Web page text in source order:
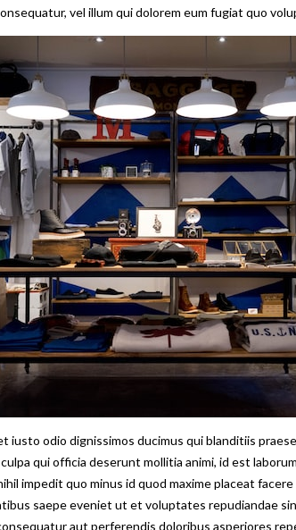
vel illum qui dolorem eum fugiat quo
iusto odio dignissimos ducimus qui blanditiis
qui officia deserunt mollitia animi, id est
impedit quo minus id quod maxime placeat
saepe eveniet ut et voluptates repudiandae
aut perferendis doloribus asperiores